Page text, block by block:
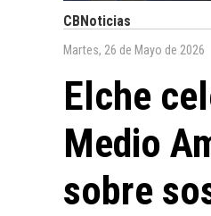
CBNoticias
Martes, 26 de Mayo de 2026
Elche
Medio
sobre